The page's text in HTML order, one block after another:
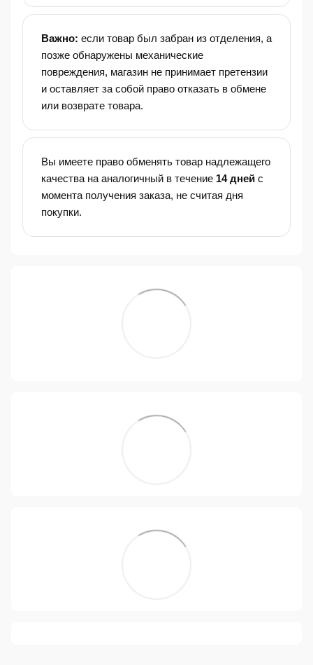
Важно: если товар был забран из отделения, а
позже обнаружены механические
повреждения, магазин не принимает претензии
и оставляет за собой право отказать в обмене
или возврате товара.
Вы имеете право обменять товар надлежащего
качества на аналогичный в течение 14 дней с
момента получения заказа, не считая дня
покупки.